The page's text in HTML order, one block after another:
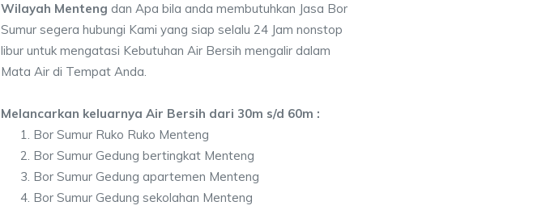
Wilayah Menteng dan Apa bila anda membutuhkan Jasa Bor
Sumur segera hubungi Kami yang siap selalu 24 Jam nonstop
libur untuk mengatasi Kebutuhan Air Bersih mengalir dalam
Mata Air di Tempat Anda.
Melancarkan keluarnya Air Bersih dari 30m s/d 60m :
Bor Sumur Ruko Ruko Menteng
Bor Sumur Gedung bertingkat Menteng
Bor Sumur Gedung apartemen Menteng
Bor Sumur Gedung sekolahan Menteng